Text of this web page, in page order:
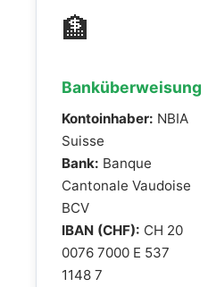
🏦
Banküberweisung
Kontoinhaber: NBIA
Suisse
Bank: Banque
Cantonale Vaudoise
BCV
IBAN (CHF): CH 20
0076 7000 E 537
1148 7